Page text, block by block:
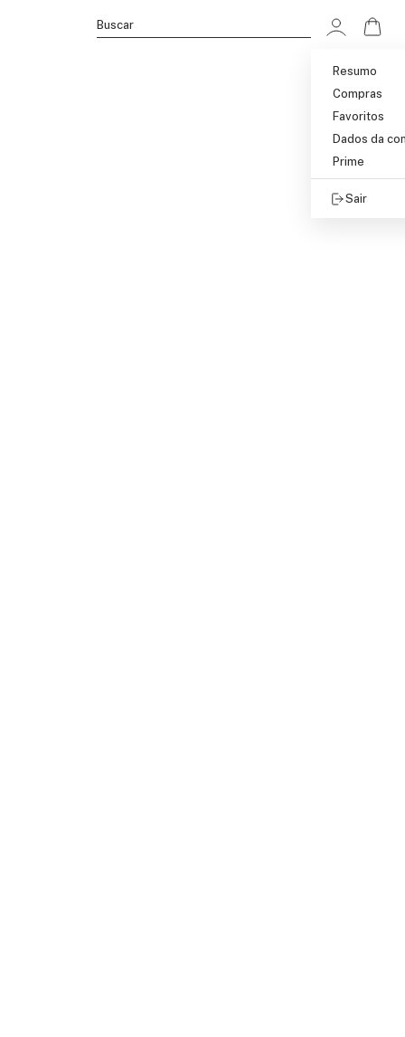
Buscar
Resumo
Compras
Favoritos
Dados da
Prime
Sair
Ir